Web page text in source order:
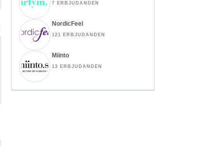
7 ERBJUDANDEN
NordicFeel
121 ERBJUDANDEN
Miinto
13 ERBJUDANDEN